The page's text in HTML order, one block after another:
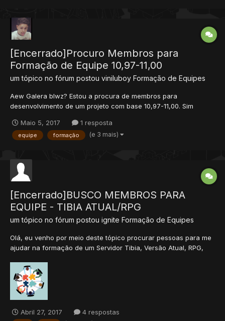
[Encerrado]Procuro Membros para
Formação de Equipe 10,97-11,00
um tópico no fórum postou viniluboy Formação de Equipes
Aew Galera blwz? Estou a procura de membros para
desenvolvimento de um projeto com base 10,97-11,00. Sim
Ideia inicial é utilizar como base uma soucer atual disponível
aqui no fórum e desenvolver o mapa, siste...
Maio 5, 2017 1 resposta
equipe formação (e 3 mais)
[Encerrado]BUSCO MEMBROS PARA
EQUIPE - TIBIA ATUAL/RPG
um tópico no fórum postou ignite Formação de Equipes
Olá, eu venho por meio deste tópico procurar pessoas para me
ajudar na formação de um Servidor Tibia, Versão Atual, RPG,
no Brasil porem para mim e minha equipe agrada bastante.
Penso em criar um servidor focado no RPG, sistema de polític...
Abril 27, 2017 4 respostas